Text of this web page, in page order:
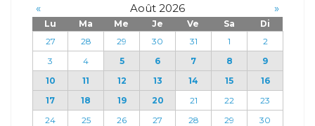
« Août 2026 »
Lu Ma Me Je Ve Sa
Di
27
28 29 30 31 1
2
3
4 5 6 7 8
9
10
11 12 13 14 15
16
17
18 19 20 21 22
23
24
25 26 27 28 29
30